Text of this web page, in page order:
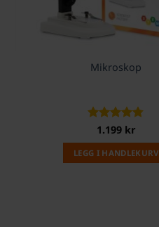
Mikroskop
Vurdert
1.199 kr
LEGG I HANDLEKURV